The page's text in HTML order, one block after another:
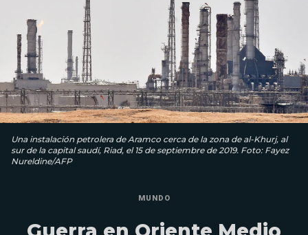
Una instalación petrolera de Aramco cerca de la zona de al-Khurj, al
sur de la capital saudí, Riad, el 15 de septiembre de 2019. Foto: Fayez
Nureldine/AFP
MUNDO